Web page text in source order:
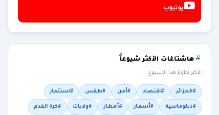
يوتيوب
هاشتاغات الأكثر شيوعاً
الأكثر تداولاً هذا الأسبوع
#الجزائر #اقتصاد #أمن #طقس #استثمار
#دبلوماسية #أسعار #أمطار #ولايات #كرة القدم